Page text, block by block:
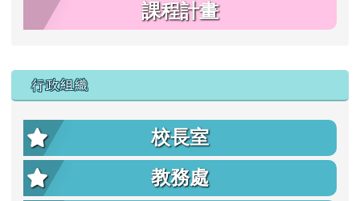
課程計畫
行政組織
校長室
教務處